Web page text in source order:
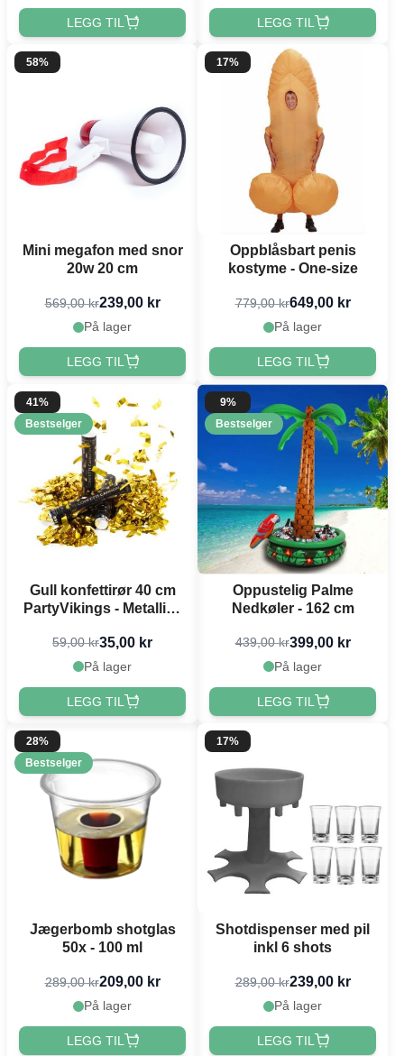
LEGG TIL LEGG TIL
58%
Mini megafon med snor
20w 20 cm
569,00 kr239,00 kr
På lager
LEGG TIL
17%
Oppblåsbart penis
kostyme - One-size
779,00 kr649,00 kr
På lager
LEGG TIL
41%
Bestselger
Gull konfettirør 40 cm
PartyVikings - Metallisk
59,00 kr35,00 kr
På lager
LEGG TIL
9%
Bestselger
Oppustelig Palme
Nedkøler - 162 cm
439,00 kr399,00 kr
På lager
LEGG TIL
28%
Bestselger
Jægerbomb shotglas
50x - 100 ml
289,00 kr209,00 kr
På lager
LEGG TIL
17%
Shotdispenser med pil
inkl 6 shots
289,00 kr239,00 kr
På lager
LEGG TIL